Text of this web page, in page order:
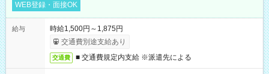
WEB登録・面接OK
給与
時給1,500円～1,875円
交通費別途支給あり
交通費 ■ 交通費規定内支給 ※派遣先による